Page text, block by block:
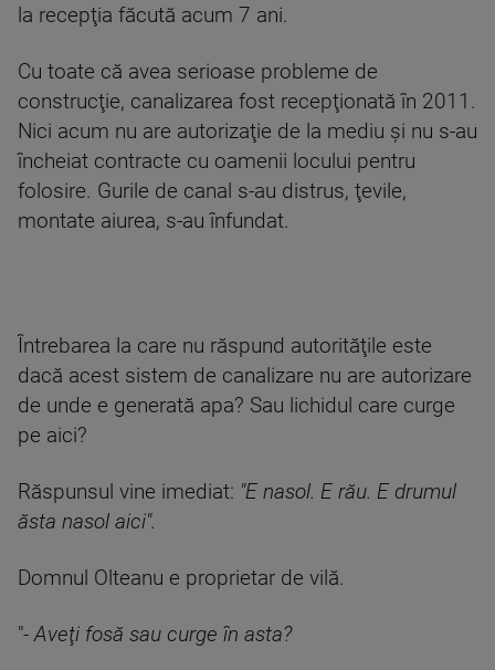
la recepţia făcută acum 7 ani.
Cu toate că avea serioase probleme de
construcţie, canalizarea fost recepţionată în 2011.
Nici acum nu are autorizaţie de la mediu şi nu s-au
încheiat contracte cu oamenii locului pentru
folosire. Gurile de canal s-au distrus, ţevile,
montate aiurea, s-au înfundat.
Întrebarea la care nu răspund autorităţile este
dacă acest sistem de canalizare nu are autorizare
de unde e generată apa? Sau lichidul care curge
pe aici?
Răspunsul vine imediat: "E nasol. E rău. E drumul
ăsta nasol aici".
Domnul Olteanu e proprietar de vilă.
"-Aveţi fosă sau curge în asta?